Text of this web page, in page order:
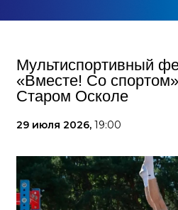
Мультиспортивный
«Вместе! Со
Старом Осколе
29 июля 2026, 19:00